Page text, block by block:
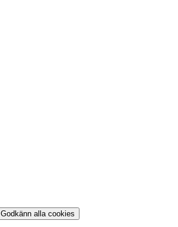
Godkänn alla cookies